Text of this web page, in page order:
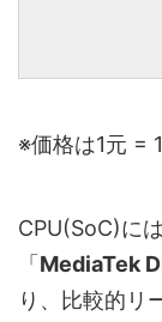
※価格は1元 =
CPU(SoC)に
「 MediaTek
り、比較的リ